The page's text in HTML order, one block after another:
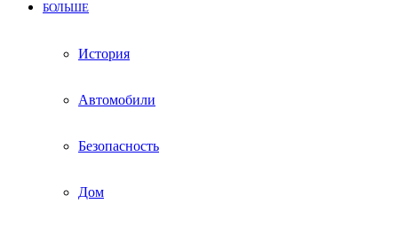
БОЛЬШЕ
История
Автомобили
Безопасность
Дом